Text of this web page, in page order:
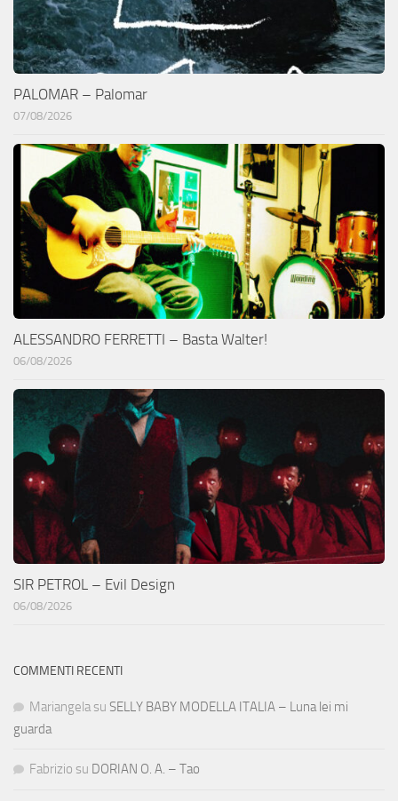
PALOMAR – Palomar
07/08/2026
ALESSANDRO FERRETTI – Basta Walter!
06/08/2026
SIR PETROL – Evil Design
06/08/2026
COMMENTI RECENTI
Mariangela su SELLY BABY MODELLA ITALIA – Luna lei mi
guarda
Fabrizio su DORIAN O. A. – Tao